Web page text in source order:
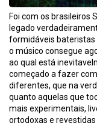
Foi com os brasileiros
legado
formidáveis bateristas
o músico consegue
ao qual está
começado a fazer
diferentes, que na
quanto aquelas que
mais experimentais,
ortodoxas e